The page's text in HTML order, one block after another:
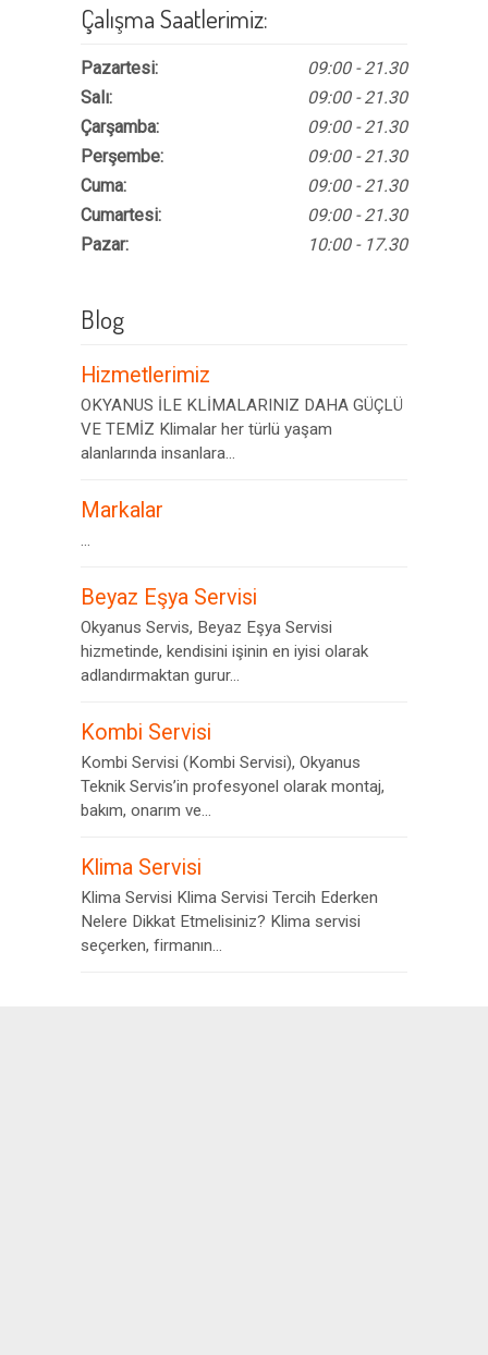
Çalışma Saatlerimiz:
Pazartesi:
Salı:
Çarşamba:
Perşembe:
Cuma:
Cumartesi:
Pazar:
09:00 - 21.30
09:00 - 21.30
09:00 - 21.30
09:00 - 21.30
09:00 - 21.30
09:00 - 21.30
10:00 - 17.30
Blog
Hizmetlerimiz
OKYANUS İLE KLİMALARINIZ DAHA GÜÇLÜ
VE TEMİZ Klimalar her türlü yaşam
alanlarında insanlara...
Markalar
...
Beyaz Eşya Servisi
Okyanus Servis, Beyaz Eşya Servisi
hizmetinde, kendisini işinin en iyisi olarak
adlandırmaktan gurur...
Kombi Servisi
Kombi Servisi (Kombi Servisi), Okyanus
Teknik Servis’in profesyonel olarak montaj,
bakım, onarım ve...
Klima Servisi
Klima Servisi Klima Servisi Tercih Ederken
Nelere Dikkat Etmelisiniz? Klima servisi
seçerken, firmanın...